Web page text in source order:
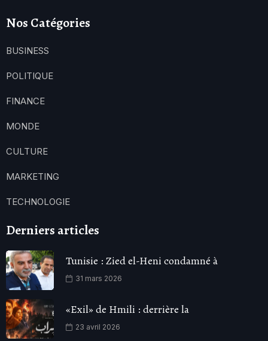
Nos Catégories
BUSINESS
POLITIQUE
FINANCE
MONDE
CULTURE
MARKETING
TECHNOLOGIE
Derniers articles
Tunisie : Zied el-Heni condamné à
31 mars 2026
«Exil» de Hmili : derrière la
23 avril 2026